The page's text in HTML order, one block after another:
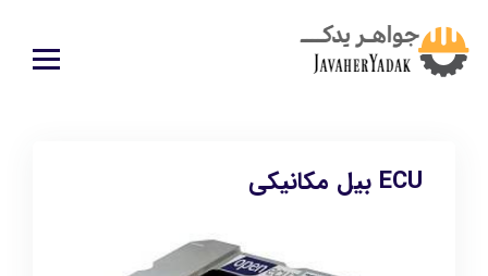
ECU بیل مکانیکی